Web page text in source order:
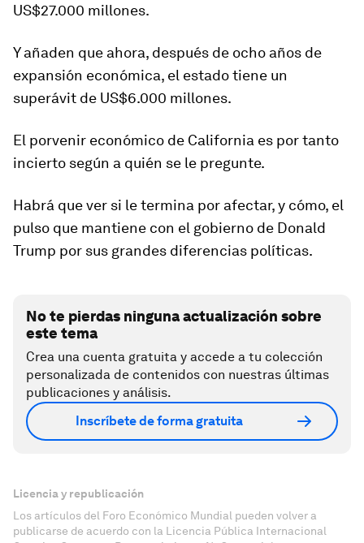
US$27.000 millones.
Y añaden que ahora, después de ocho años de
expansión económica, el estado tiene un
superávit de US$6.000 millones.
El porvenir económico de California es por tanto
incierto según a quién se le pregunte.
Habrá que ver si le termina por afectar, y cómo, el
pulso que mantiene con el gobierno de Donald
Trump por sus grandes diferencias políticas.
No te pierdas ninguna actualización sobre
este tema
Crea una cuenta gratuita y accede a tu colección
personalizada de contenidos con nuestras últimas
publicaciones y análisis.
Inscríbete de forma gratuita
Licencia y republicación
Los artículos del Foro Económico Mundial pueden volver a
publicarse de acuerdo con la Licencia Pública Internacional